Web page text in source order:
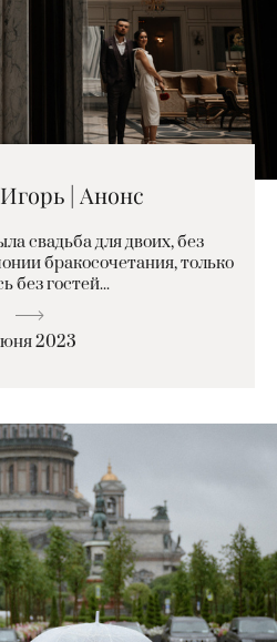
| Анонс
свадьба для двоих, без
бракосочетания, только
без гостей...
2023